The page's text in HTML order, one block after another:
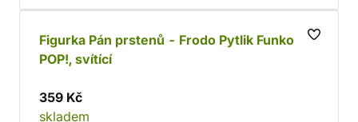
Figurka Pán prstenů - Frodo Pytlik Funko
POP!, svítící
359 Kč
skladem